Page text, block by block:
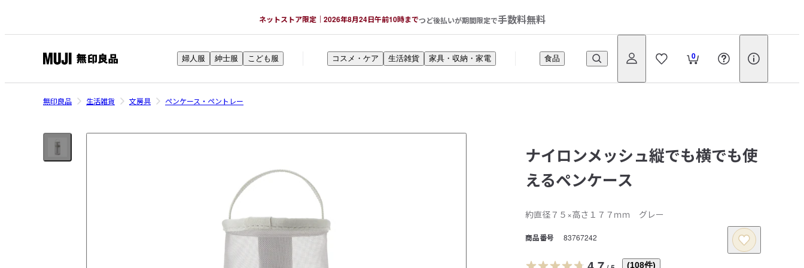
ネットストア限定｜2026年8月24日午前10時までつど後払いが期間限定で手数料無料
印
良
ネ
ト
0
婦人服 紳士服 こども服 コスメ・ケア 生活雑貨 家具・収納・家電 食品
無印良品 生活雑貨 文房具 ペンケース・ペントレー
ナイロンメッシュ縦でも横でも使
えるペンケース
約直径７５×高さ１７７ｍｍ グレー
商品番号 83767242
(108件)